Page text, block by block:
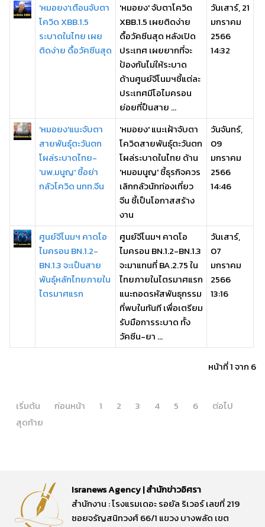
'หมอยง'เตือนจับตา
โควิด XBB.1.5
ระบาดในไทย เผย
ติดง่าย ดื้อวัคซีนสุด
'หมอยง' จับตาโควิด
XBB.1.5 เผยติดง่าย
ดื้อวัคซีนสุด หลังเปิด
ประเทศ เผยยากที่จะ
ป้องกันไม่ให้ระบาด
ด้านศูนย์จีโนมฯชี้แต่ละ
ประเทศมีโอไมครอน
ย่อยที่ป็นสาย ...
วันเสาร์, 21
มกราคม
2566
14:32
'หมอยง'แนะจับตา
สายพันธุ์ตะวันตก
โผล่ระบาดไทย-
'นพ.มนูญ' ชี้อย่า
กลัวโควิด นทท.จีน
'หมอยง' แนะเฝ้าจับตา
โควิดสายพันธุ์ตะวันตก
โผล่ระบาดในไทย ด้าน
'หมอมนูญ' ชี้ธุรกิจควร
เลิกกลัวนักท่องเที่ยว
จีน ชี้เป็นโอกาสสร้าง
งาน
วันจันทร์,
09
มกราคม
2566
14:46
ศูนย์จีโนมฯ คาดโอ
ไมครอน BN.1.2-
BN.1.3 จะเป็นสาย
พันธุ์หลักไทยภายใน
ไตรมาศแรก
ศูนย์จีโนมฯ คาดโอ
ไมครอน BN.1.2-BN.1.3
จะมาแทนที่ BA.2.75 ใน
ไทยภายในไตรมาศแรก
แนะถอดรหัสพันธุกรรม
ที่พบในทันที เพื่อเตรียม
รับมือการระบาด ทั้ง
วัคซีน-ยา ...
วันเสาร์,
07
มกราคม
2566
13:16
หน้าที่ 1 จาก 6
เริ่มต้น ก่อนหน้า 1 2 3 4 5 6
ต่อไป
สุดท้าย
Isranews Agency | สำนักข่าวอิศรา
สำนักงาน : โรงแรมเดอะ รอยัล ริเวอร์ เลขที่ 219
ซอยจรัญสนิทวงศ์ 66/1 แขวง บางพลัด เขต